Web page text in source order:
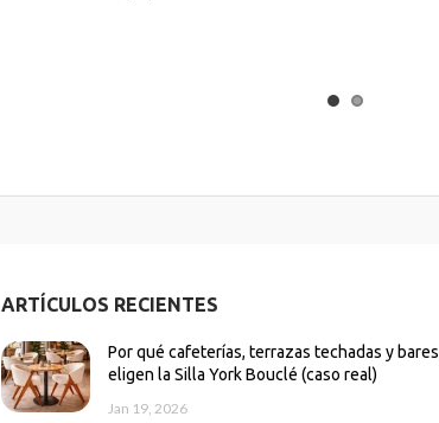
ARTÍCULOS RECIENTES
Por qué cafeterías, terrazas techadas y bares
eligen la Silla York Bouclé (caso real)
Jan 19, 2026